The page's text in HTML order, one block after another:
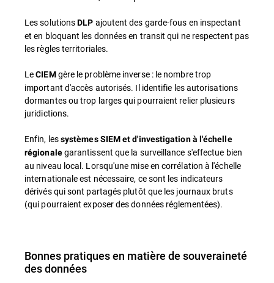
Les solutionsDLP ajoutent des garde-fous en inspectant
et en bloquant les données en transit qui ne respectent pas
les règles territoriales.
LeCIEMgère le problème inverse : le nombre trop
important d'accès autorisés. Il identifie les autorisations
dormantes ou trop larges qui pourraient relier plusieurs
juridictions.
Enfin, lessystèmes SIEM et d'investigation à l'échelle
régionalegarantissent que la surveillance s'effectue bien
au niveau local. Lorsqu'une mise en corrélation à l'échelle
internationale est nécessaire, ce sont les indicateurs
dérivés qui sont partagés plutôt que les journaux bruts
(qui pourraient exposer des données réglementées).
Bonnes pratiques en matière de souveraineté
des données